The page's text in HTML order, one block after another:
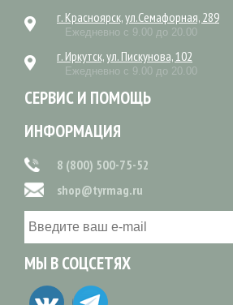
г. Красноярск, ул.Семафорная, 289
Ежедневно с 9.00 до 20.00
г. Иркутск, ул. Пискунова, 102
Ежедневно с 9.00 до 20.00
СЕРВИС И ПОМОЩЬ
ИНФОРМАЦИЯ
8 (800) 500-75-52
shop@tyrmag.ru
МЫ В СОЦСЕТЯХ